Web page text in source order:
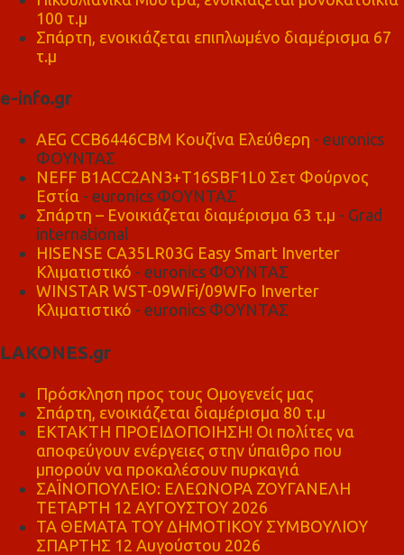
100 τ.μ
Σπάρτη, ενοικιάζεται επιπλωμένο διαμέρισμα 67
τ.μ
e-info.gr
AEG CCB6446CBM Κουζίνα Ελεύθερη - euronics
ΦΟΥΝΤΑΣ
NEFF B1ACC2AN3+T16SBF1L0 Σετ Φούρνος
Εστία - euronics ΦΟΥΝΤΑΣ
Σπάρτη – Ενοικιάζεται διαμέρισμα 63 τ.μ - Grad
international
HISENSE CA35LR03G Easy Smart Inverter
Κλιματιστικό - euronics ΦΟΥΝΤΑΣ
WINSTAR WST-09WFi/09WFo Inverter
Κλιματιστικό - euronics ΦΟΥΝΤΑΣ
LAKONES.gr
Πρόσκληση προς τους Ομογενείς μας
Σπάρτη, ενοικιάζεται διαμέρισμα 80 τ.μ
ΕΚΤΑΚΤΗ ΠΡΟΕΙΔΟΠΟΙΗΣΗ! Οι πολίτες να
αποφεύγουν ενέργειες στην ύπαιθρο που
μπορούν να προκαλέσουν πυρκαγιά
ΣΑΪΝΟΠΟΥΛΕΙΟ: ΕΛΕΩΝΟΡΑ ΖΟΥΓΑΝΕΛΗ
ΤΕΤΑΡΤΗ 12 ΑΥΓΟΥΣΤΟΥ 2026
ΤΑ ΘΕΜΑΤΑ ΤΟΥ ΔΗΜΟΤΙΚΟΥ ΣΥΜΒΟΥΛΙΟΥ
ΣΠΑΡΤΗΣ 12 Αυγούστου 2026